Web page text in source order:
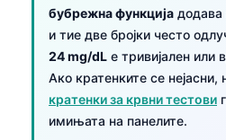
бубрежна функција додава
и тие две бројки често
24 mg/dL е тривијален или
Ако кратенките се нејасни,
кратенки за крвни тестови
имињата на панелите.
Հայերեն
Íslenska
Svenska
Bosanski